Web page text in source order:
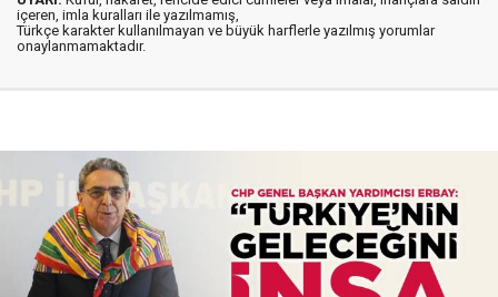
içeren, imla kuralları ile yazılmamış,
Türkçe karakter kullanılmayan ve büyük harflerle yazılmış yorumlar
onaylanmamaktadır.